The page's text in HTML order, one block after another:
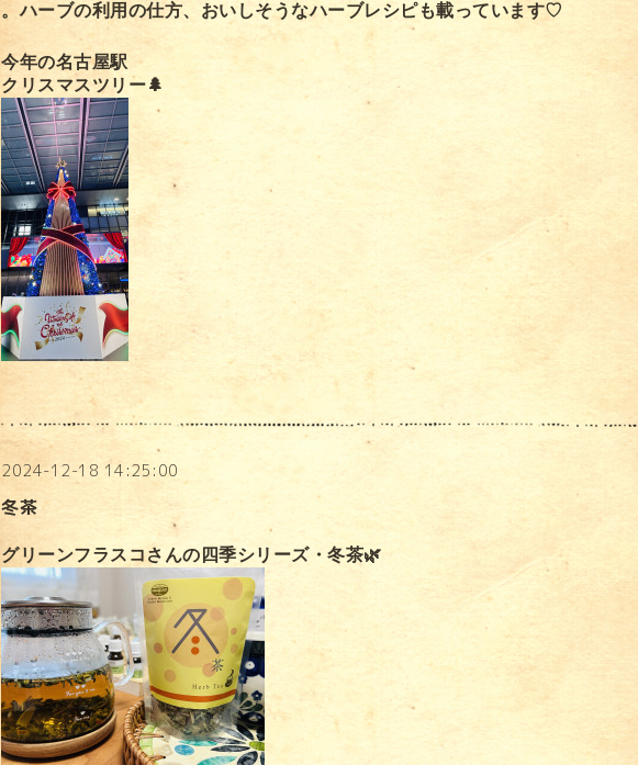
。ハーブの利用の仕方、おいしそうなハーブレシピも載っています♡
今年の名古屋駅
クリスマスツリー🌲
2024-12-18 14:25:00
冬茶
グリーンフラスコさんの四季シリーズ・冬茶🌿